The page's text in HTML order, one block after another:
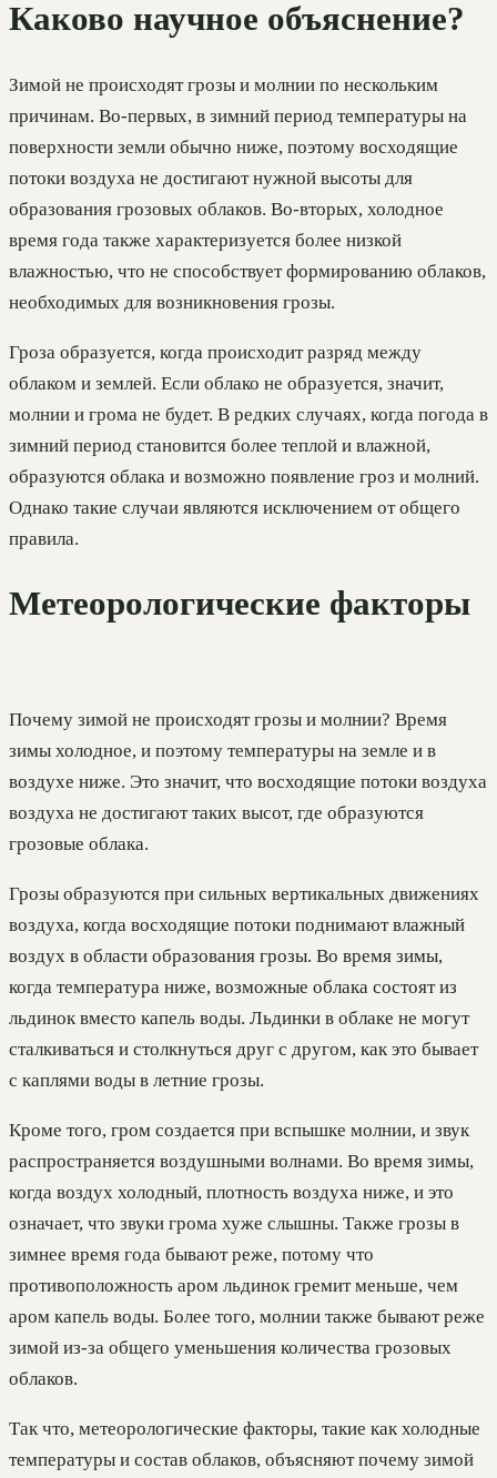
Каково научное объяснение?
Зимой не происходят грозы и молнии по нескольким
причинам. Во-первых, в зимний период температуры на
поверхности земли обычно ниже, поэтому восходящие
потоки воздуха не достигают нужной высоты для
образования грозовых облаков. Во-вторых, холодное
время года также характеризуется более низкой
влажностью, что не способствует формированию облаков,
необходимых для возникновения грозы.
Гроза образуется, когда происходит разряд между
облаком и землей. Если облако не образуется, значит,
молнии и грома не будет. В редких случаях, когда погода в
зимний период становится более теплой и влажной,
образуются облака и возможно появление гроз и молний.
Однако такие случаи являются исключением от общего
правила.
Метеорологические факторы
Почему зимой не происходят грозы и молнии? Время
зимы холодное, и поэтому температуры на земле и в
воздухе ниже. Это значит, что восходящие потоки воздуха
воздуха не достигают таких высот, где образуются
грозовые облака.
Грозы образуются при сильных вертикальных движениях
воздуха, когда восходящие потоки поднимают влажный
воздух в области образования грозы. Во время зимы,
когда температура ниже, возможные облака состоят из
льдинок вместо капель воды. Льдинки в облаке не могут
сталкиваться и столкнуться друг с другом, как это бывает
с каплями воды в летние грозы.
Кроме того, гром создается при вспышке молнии, и звук
распространяется воздушными волнами. Во время зимы,
когда воздух холодный, плотность воздуха ниже, и это
означает, что звуки грома хуже слышны. Также грозы в
зимнее время года бывают реже, потому что
противоположность аром льдинок гремит меньше, чем
аром капель воды. Более того, молнии также бывают реже
зимой из-за общего уменьшения количества грозовых
облаков.
Так что, метеорологические факторы, такие как холодные
температуры и состав облаков, объясняют почему зимой